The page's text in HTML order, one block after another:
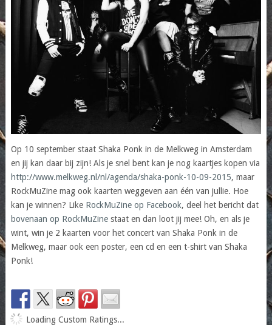
Op 10 september staat Shaka Ponk in de Melkweg in Amsterdam
en jij kan daar bij zijn! Als je snel bent kan je nog kaartjes kopen via
http://www.melkweg.nl/nl/agenda/shaka-ponk-10-09-2015, maar
RockMuZine mag ook kaarten weggeven aan één van jullie. Hoe
kan je winnen? Like RockMuZine op Facebook, deel het bericht dat
bovenaan op RockMuZinestaat en dan loot jij mee! Oh, en als je
wint, win je 2 kaarten voor het concert van Shaka Ponk in de
Melkweg, maar ook een poster, een cd en een t-shirt van Shaka
Ponk!
Loading Custom Ratings...